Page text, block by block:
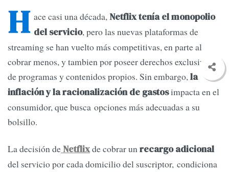
H ace casi una década,Netflix tenía el monopolio
del servicio, pero las nuevas plataformas de
streaming se han vuelto más competitivas, en parte al
cobrar menos, y tambien por poseer derechos exclusivos
de programas y contenidos propios. Sin embargo,la
inflación y la racionalización de gastosimpacta en el
consumidor, que busca opciones más adecuadas a su
bolsillo.
La decisión de Netflixde cobrar unrecargo adicional
del servicio por cada domicilio del suscriptor, condiciona